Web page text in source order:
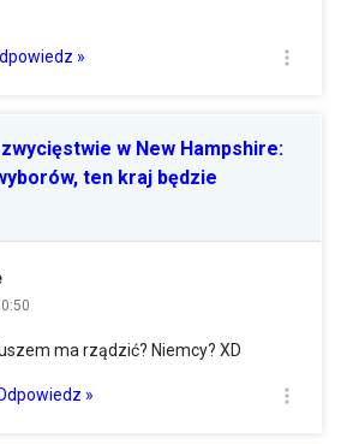
»
w New Hampshire:
ten kraj będzie
ma rządzić? Niemcy? XD
»